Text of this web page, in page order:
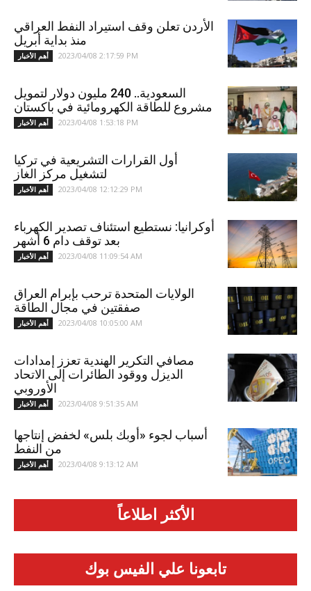
الأردن تعلن وقف استيراد النفط العراقي
منذ بداية أبريل
أهم الأخبار 2023/04/08 2:17:59 PM
السعودية.. 240 مليون دولار لتمويل
مشروع للطاقة الكهرومائية في باكستان
أهم الأخبار 2023/04/08 1:53:18 PM
أول القرارات التشريعية في تركيا
لتشغيل مركز الغاز
أهم الأخبار 2023/04/08 12:12:29 PM
أوكرانيا: نستطيع استئناف تصدير الكهرباء
بعد توقف دام 6 أشهر
أهم الأخبار 2023/04/08 11:09:54 AM
الولايات المتحدة ترحب بإبرام العراق
صفقتين في مجال الطاقة
أهم الأخبار 2023/04/08 10:05:00 AM
مصافي التكرير الهندية تعزز إمدادات
الديزل ووقود الطائرات إلى الاتحاد
الأوروبي
أهم الأخبار 2023/04/08 9:51:35 AM
أسباب لجوء «أوبك بلس» لخفض إنتاجها
من النفط
أهم الأخبار 2023/04/08 9:13:12 AM
الأكثر اطلاعاً
تابعونا علي الفيس بوك